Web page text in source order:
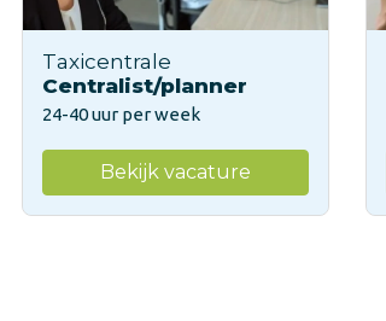
Taxicentrale
Centralist/planner
24-40 uur per week
Bekijk vacature